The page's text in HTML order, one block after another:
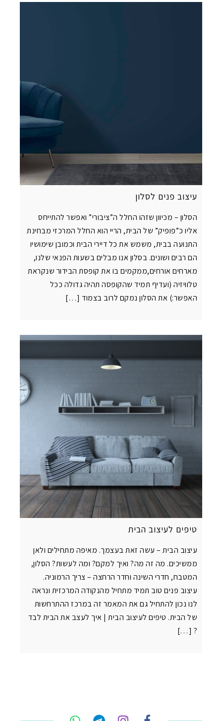
עיצוב פנים לסלון
הסלון – מכיוון שזהו החלל ה”ציבורי” ואפשר להתייחס
אליו כ”פופיק” של הבית, הריי הוא החלל המרכזי מבחינת
התנועה בבית, משמש את כל דיירי הבית וכמובן שימושיו
הם רבים ושונים. בסלון אנו מבלים בשעות הפנאי שלנו,
מארחים אורחים,ממקמים בו את קופסת הבידור שנקראת
טלוויזיה (ועדיף תמיד שהקופסה תהיה גדולה ככל
האפשר:) את הסלון נמקם לרוב בצמוד […]
טיפים לעיצוב הבית
עיצוב הבית – עשה זאת בעצמך. מאיפה מתחילים ולאן
ממשיכים. מה זה מה? ואיך למקם? ומה לעשות? הסלון,
המטבח, חדרי השינה וחדר הרחצה – צריך הרמוניה.
עיצוב פנים טוב תמיד מתחיל מהנקודה המרכזית ונראה
לנו נכון להתחיל גם את המאמר זה במרכז ההתרחשות
של הבית. טיפים לעיצוב הבית | איך לעצב את הבית לבד
? […]